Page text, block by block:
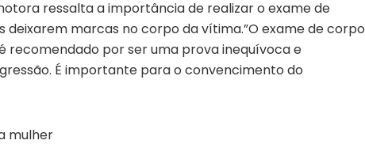
ressalta a importância de realizar o exame de
deixarem marcas no corpo da vítima.”O exame de corpo
recomendado por ser uma prova inequívoca e
É importante para o convencimento do
mulher